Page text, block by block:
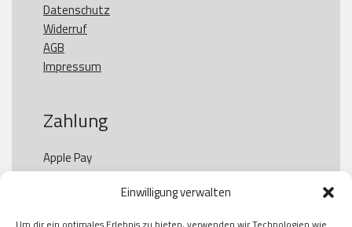
Einwilligung verwalten
Datenschutz
Widerruf
AGB
Impressum
Zahlung
Apple Pay
Paypal